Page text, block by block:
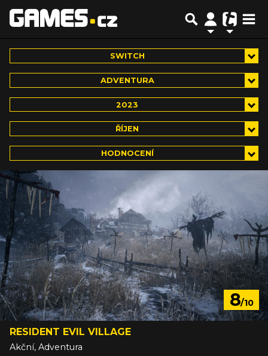
SWITCH
ADVENTURA
2023
ŘÍJEN
HODNOCENÍ
8/10
RESIDENT EVIL VILLAGE
Akční, Adventura